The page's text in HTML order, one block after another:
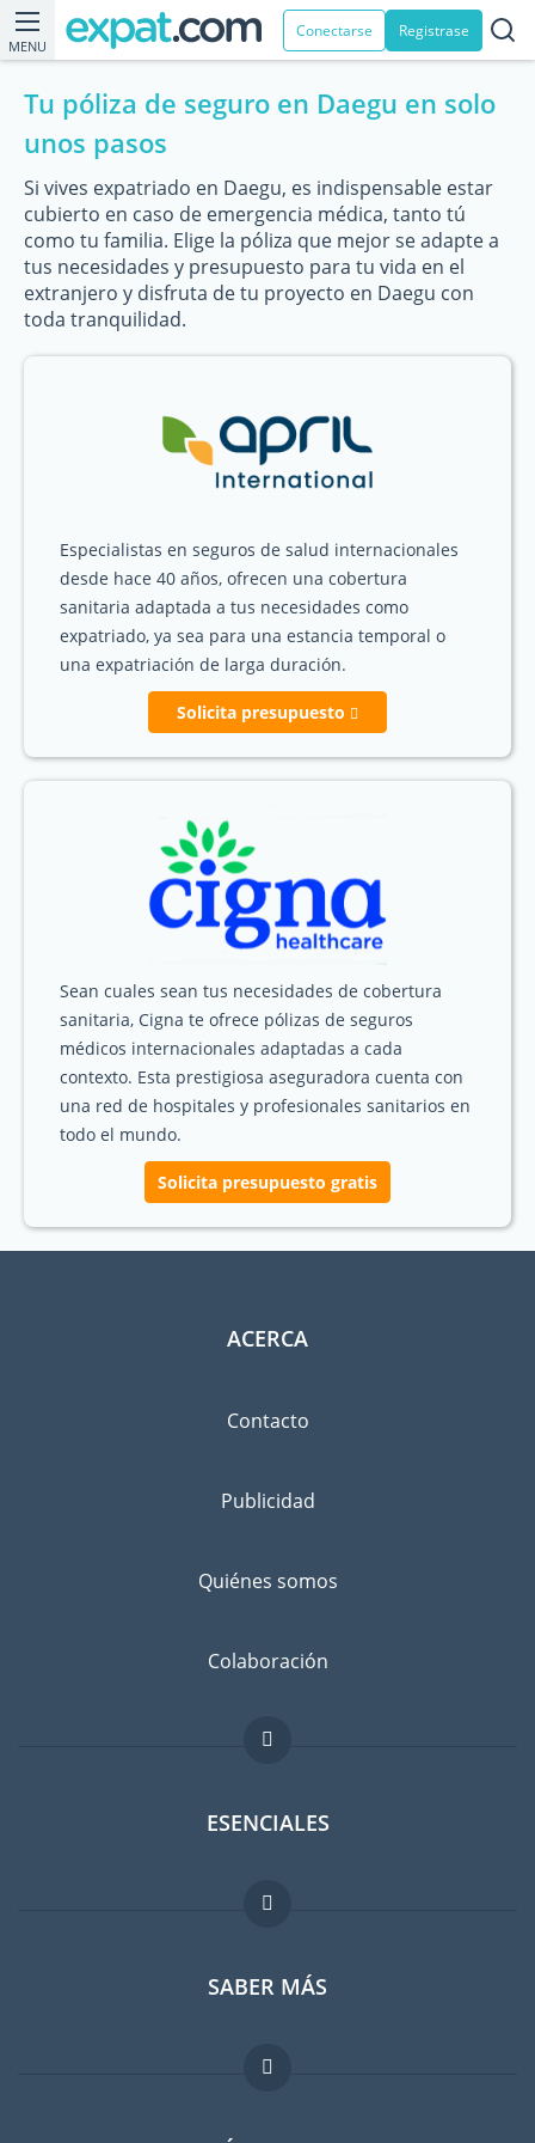
MENU
Conectarse Registrase
Tu póliza de seguro en Daegu en solo
unos pasos
Si vives expatriado en Daegu, es indispensable estar
cubierto en caso de emergencia médica, tanto tú
como tu familia. Elige la póliza que mejor se adapte a
tus necesidades y presupuesto para tu vida en el
extranjero y disfruta de tu proyecto en Daegu con
toda tranquilidad.
Especialistas en seguros de salud internacionales
desde hace 40 años, ofrecen una cobertura
sanitaria adaptada a tus necesidades como
expatriado, ya sea para una estancia temporal o
una expatriación de larga duración.
Solicita presupuesto
Sean cuales sean tus necesidades de cobertura
sanitaria, Cigna te ofrece pólizas de seguros
médicos internacionales adaptadas a cada
contexto. Esta prestigiosa aseguradora cuenta con
una red de hospitales y profesionales sanitarios en
todo el mundo.
Solicita presupuesto gratis
ACERCA
Contacto
Publicidad
Quiénes somos
Colaboración
ESENCIALES
Foro para expatriados
Guia para expatriados
Trabajos en el extranjero
SABER MÁS
FAQ